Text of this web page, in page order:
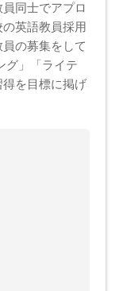
同士でアプロ
英語教員採用
の募集をして
グ」「ライテ
を目標に掲げ